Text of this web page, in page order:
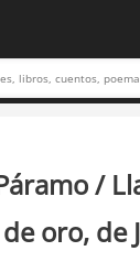
/
oro, de